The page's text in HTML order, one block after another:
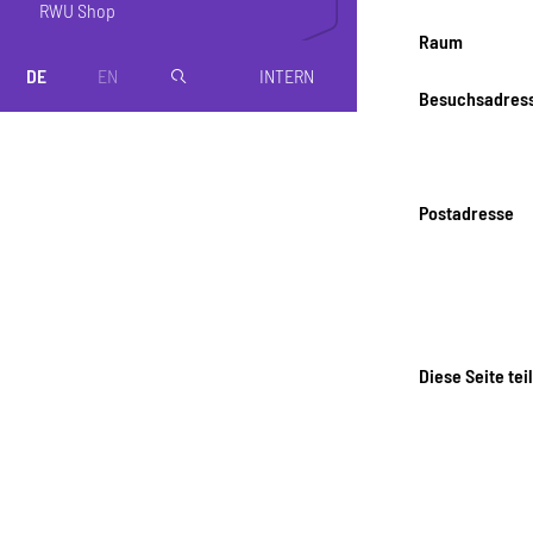
RWU Shop
DE EN magnifier INTERN
Raum
Postadresse
Diese Seite